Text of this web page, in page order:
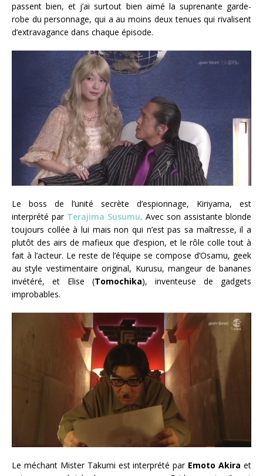
passent bien, et j’ai surtout bien aimé la suprenante garde-
robe du personnage, qui a au moins deux tenues qui rivalisent
d’extravagance dans chaque épisode.
Le boss de l’unité secrète d’espionnage, Kiriyama, est
interprété par Terajima Susumu. Avec son assistante blonde
toujours collée à lui mais non qui n’est pas sa maîtresse, il a
plutôt des airs de mafieux que d’espion, et le rôle colle tout à
fait à l’acteur. Le reste de l’équipe se compose d’Osamu, geek
au style vestimentaire original, Kurusu, mangeur de bananes
invétéré, et Elise (Tomochika), inventeuse de gadgets
improbables.
Le méchant Mister Takumi est interprété par Emoto Akira et